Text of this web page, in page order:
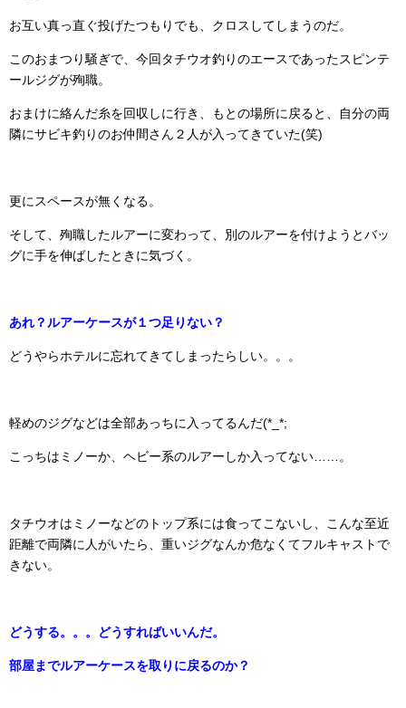
お互い真っ直ぐ投げたつもりでも、クロスしてしまうのだ。
このおまつり騒ぎで、今回タチウオ釣りのエースであったスピンテ
ールジグが殉職。
おまけに絡んだ糸を回収しに行き、もとの場所に戻ると、自分の両
隣にサビキ釣りのお仲間さん２人が入ってきていた(笑)
更にスペースが無くなる。
そして、殉職したルアーに変わって、別のルアーを付けようとバッ
グに手を伸ばしたときに気づく。
あれ？ルアーケースが１つ足りない？
どうやらホテルに忘れてきてしまったらしい。。。
軽めのジグなどは全部あっちに入ってるんだ(*_*;
こっちはミノーか、ヘビー系のルアーしか入ってない……。
タチウオはミノーなどのトップ系には食ってこないし、こんな至近
距離で両隣に人がいたら、重いジグなんか危なくてフルキャストで
きない。
どうする。。。どうすればいいんだ。
部屋までルアーケースを取りに戻るのか？